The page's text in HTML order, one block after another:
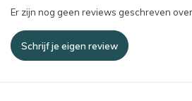
Er zijn nog geen reviews geschreven over
Schrijf je eigen review